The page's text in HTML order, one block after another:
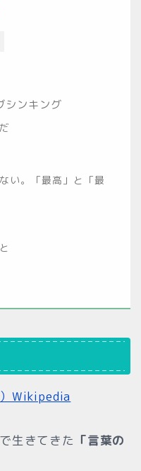
ンキング
い。「最高」と「最
Wikipedia
生きてきた 「言葉の